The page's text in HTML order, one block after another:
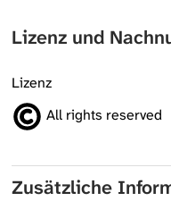
Lizenz und
Lizenz
All rights reserved
Zusätzliche